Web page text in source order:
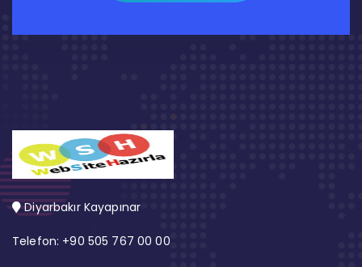
Diyarbakır Kayapınar
Telefon: +90 505 767 00 00